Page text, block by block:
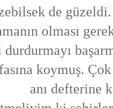
de
olması
koymuş.
anı defterine